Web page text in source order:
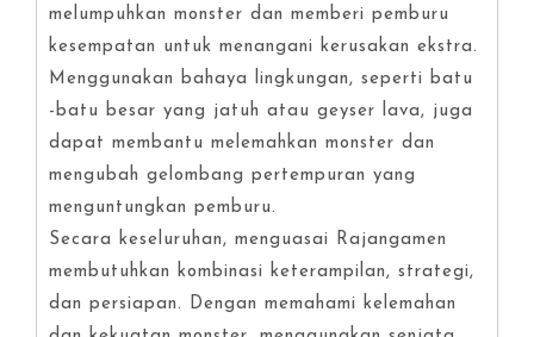
melumpuhkan monster dan memberi pemburu
kesempatan untuk menangani kerusakan ekstra.
Menggunakan bahaya lingkungan, seperti batu
-batu besar yang jatuh atau geyser lava, juga
dapat membantu melemahkan monster dan
mengubah gelombang pertempuran yang
menguntungkan pemburu.
Secara keseluruhan, menguasai Rajangamen
membutuhkan kombinasi keterampilan, strategi,
dan persiapan. Dengan memahami kelemahan